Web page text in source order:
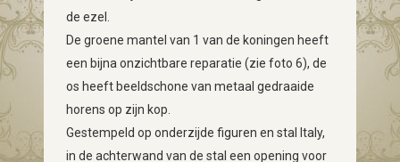
de ezel.
De groene mantel van 1 van de koningen heeft
een bijna onzichtbare reparatie (zie foto 6), de
os heeft beeldschone van metaal gedraaide
horens op zijn kop.
Gestempeld op onderzijde figuren en stal Italy,
in de achterwand van de stal een opening voor